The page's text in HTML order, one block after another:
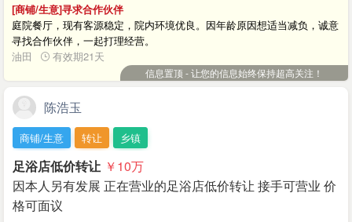
[商铺/生意]寻求合作伙伴
庭院餐厅，现有客源稳定，院内环境优良。因年龄原因想适当减负，诚意
寻找合作伙伴，一起打理经营。
油田
有效期21天
信息置顶 - 让您的信息始终保持超高关注！
陈浩玉
商铺/生意 转让 乡镇
足浴店低价转让 ￥10万
因本人另有发展 正在营业的足浴店低价转让 接手可营业 价
格可面议